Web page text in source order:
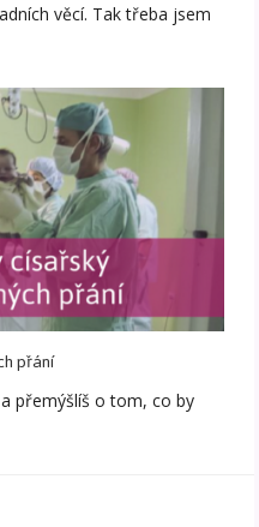
věcí. Tak třeba jsem
přání
přemýšlíš o tom, co by